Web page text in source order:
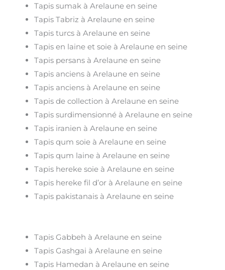
Tapis sumak à Arelaune en seine
Tapis Tabriz à Arelaune en seine
Tapis turcs à Arelaune en seine
Tapis en laine et soie à Arelaune en seine
Tapis persans à Arelaune en seine
Tapis anciens à Arelaune en seine
Tapis anciens à Arelaune en seine
Tapis de collection à Arelaune en seine
Tapis surdimensionné à Arelaune en seine
Tapis iranien à Arelaune en seine
Tapis qum soie à Arelaune en seine
Tapis qum laine à Arelaune en seine
Tapis hereke soie à Arelaune en seine
Tapis hereke fil d’or à Arelaune en seine
Tapis pakistanais à Arelaune en seine
Tapis Gabbeh à Arelaune en seine
Tapis Gashgai à Arelaune en seine
Tapis Hamedan à Arelaune en seine